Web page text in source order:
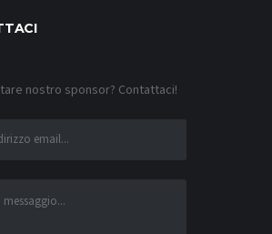
nostro sponsor? Contattaci!